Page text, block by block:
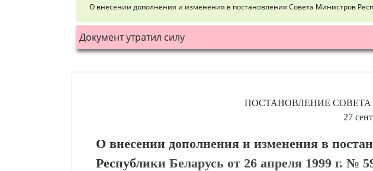
О внесении дополнения и изменения в постановления Совета Министров
Документ утратил силу
ПОСТАНОВЛЕНИЕ
27
О внесении дополнения и изменения в
Республики Беларусь от 26 апреля 1999 г. №